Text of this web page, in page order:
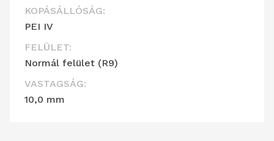
KOPÁSÁLLÓSÁG:
PEI IV
FELÜLET:
Normál felület (R9)
VASTAGSÁG:
10,0 mm